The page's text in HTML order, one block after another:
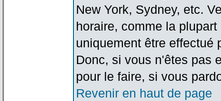
New York, Sydney, etc.
horaire, comme la
uniquement être effectué
Donc, si vous n'êtes pas
pour le faire, si vous
Revenir en haut de page